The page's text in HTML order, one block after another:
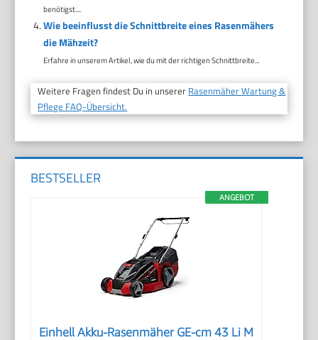
benötigst....
Wie beeinflusst die Schnittbreite eines Rasenmähers
die Mähzeit?
Erfahre in unserem Artikel, wie du mit der richtigen Schnittbreite...
Weitere Fragen findest Du in unserer Rasenmäher Wartung &
Pflege FAQ-Übersicht.
BESTSELLER
ANGEBOT
Einhell Akku-Rasenmäher GE-cm 43 Li M